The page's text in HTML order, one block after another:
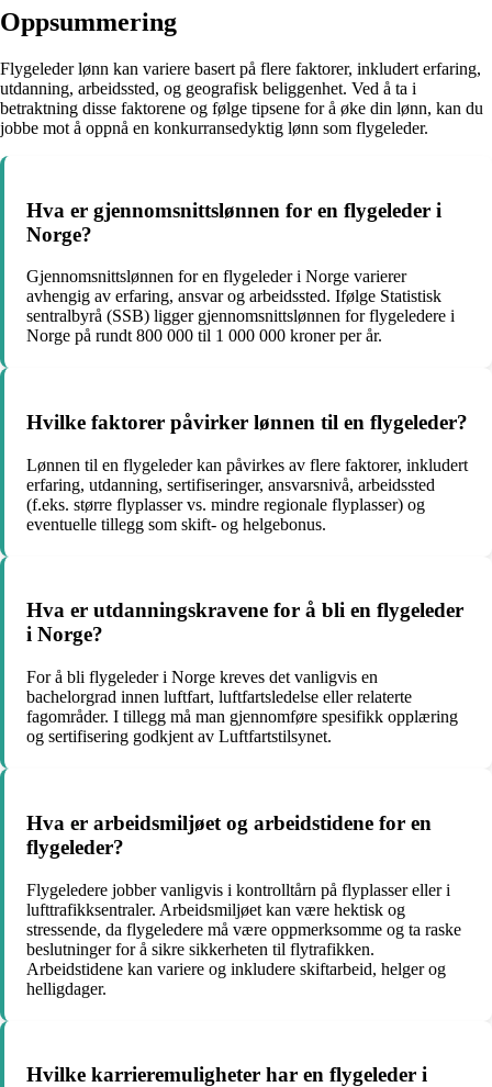
Oppsummering
Flygeleder lønn kan variere basert på flere faktorer, inkludert erfaring,
utdanning, arbeidssted, og geografisk beliggenhet. Ved å ta i
betraktning disse faktorene og følge tipsene for å øke din lønn, kan du
jobbe mot å oppnå en konkurransedyktig lønn som flygeleder.
Hva er gjennomsnittslønnen for en flygeleder i
Norge?
Gjennomsnittslønnen for en flygeleder i Norge varierer
avhengig av erfaring, ansvar og arbeidssted. Ifølge Statistisk
sentralbyrå (SSB) ligger gjennomsnittslønnen for flygeledere i
Norge på rundt 800 000 til 1 000 000 kroner per år.
Hvilke faktorer påvirker lønnen til en flygeleder?
Lønnen til en flygeleder kan påvirkes av flere faktorer, inkludert
erfaring, utdanning, sertifiseringer, ansvarsnivå, arbeidssted
(f.eks. større flyplasser vs. mindre regionale flyplasser) og
eventuelle tillegg som skift- og helgebonus.
Hva er utdanningskravene for å bli en flygeleder
i Norge?
For å bli flygeleder i Norge kreves det vanligvis en
bachelorgrad innen luftfart, luftfartsledelse eller relaterte
fagområder. I tillegg må man gjennomføre spesifikk opplæring
og sertifisering godkjent av Luftfartstilsynet.
Hva er arbeidsmiljøet og arbeidstidene for en
flygeleder?
Flygeledere jobber vanligvis i kontrolltårn på flyplasser eller i
lufttrafikksentraler. Arbeidsmiljøet kan være hektisk og
stressende, da flygeledere må være oppmerksomme og ta raske
beslutninger for å sikre sikkerheten til flytrafikken.
Arbeidstidene kan variere og inkludere skiftarbeid, helger og
helligdager.
Hvilke karrieremuligheter har en flygeleder i